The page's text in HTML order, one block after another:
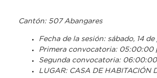
Cantón: 507 Abangares
Fecha de la sesión: sábado, 14
Primera convocatoria: 05:00:00
Segunda convocatoria: 06:00:00
LUGAR: CASA DE HABITACIÓN